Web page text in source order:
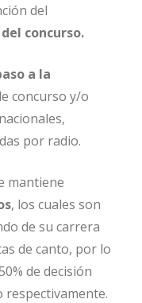
del
concurso.
a la
concurso y/o
por radio.
mantiene
, los cuales son
de su carrera
de canto, por lo
de decisión
respectivamente.